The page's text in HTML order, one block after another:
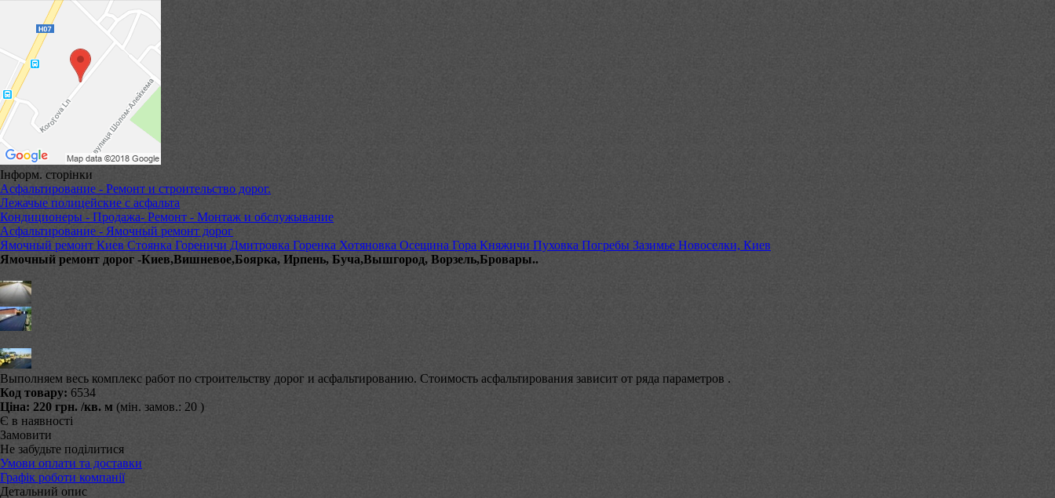
Інформ. сторінки
Асфальтирование - Ремонт и строительство дорог.
Лежачые полицейские с асфальта
Кондиционеры - Продажа- Ремонт - Монтаж и обслужывание
Асфальтирование - Ямочный ремонт дорог
Ямочный ремонт Киев Стоянка Гореничи Дмитровка Горенка Хотяновка Осещина Гора Княжичи Пуховка Погребы Зазимье Новоселки, Киев
Ямочный ремонт дорог -Киев,Вишневое,Боярка, Ирпень, Буча,Вышгород, Ворзель,Бровары..
Выполняем весь комплекс работ по строительству дорог и асфальтированию. Стоимость асфальтирования зависит от ряда параметров .
Код товару: 6534
Ціна: 220 грн. /кв. м (мін. замов.: 20 )
Є в наявності
Замовити
Не забудьте поділитися
Умови оплати та доставки
Графік роботи компанії
Детальний опис